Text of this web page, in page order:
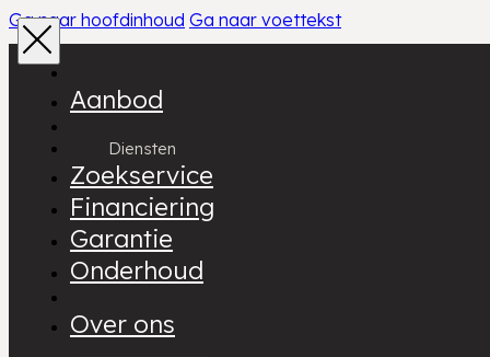
Ga naar hoofdinhoud Ga naar voettekst
Aanbod
Diensten
Zoekservice
Financiering
Garantie
Onderhoud
Over ons